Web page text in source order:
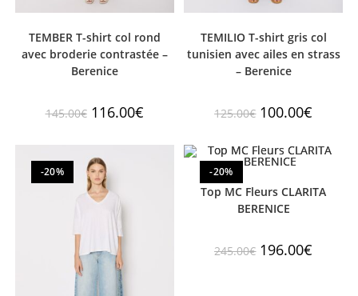
TEMBER T-shirt col rond
avec broderie contrastée –
Berenice
145.00€ 116.00€
TEMILIO T-shirt gris col
tunisien avec ailes en strass
– Berenice
125.00€ 100.00€
-20% -20%
Top MC Fleurs CLARITA
BERENICE
245.00€ 196.00€